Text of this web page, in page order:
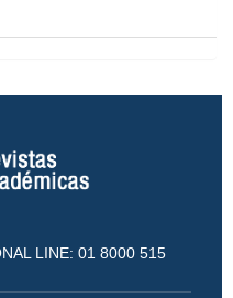
LINE: 01 8000 515